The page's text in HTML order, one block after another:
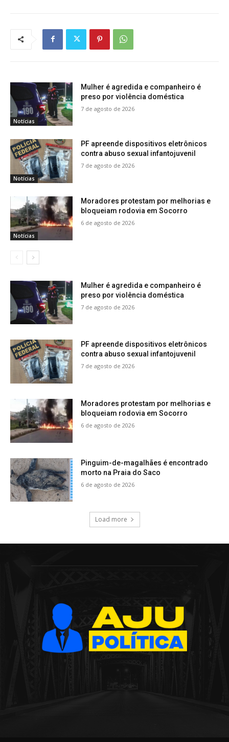
Notícias
Mulher é agredida e companheiro é
preso por violência doméstica
7 de agosto de 2026
Notícias
PF apreende dispositivos eletrônicos
contra abuso sexual infantojuvenil
7 de agosto de 2026
Notícias
Moradores protestam por melhorias e
bloqueiam rodovia em Socorro
6 de agosto de 2026
Mulher é agredida e companheiro é
preso por violência doméstica
7 de agosto de 2026
PF apreende dispositivos eletrônicos
contra abuso sexual infantojuvenil
7 de agosto de 2026
Moradores protestam por melhorias e
bloqueiam rodovia em Socorro
6 de agosto de 2026
Pinguim-de-magalhães é encontrado
morto na Praia do Saco
6 de agosto de 2026
Load more